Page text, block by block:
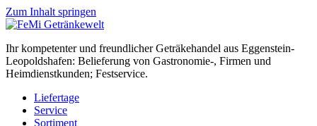
Zum Inhalt springen
Ihr kompetenter und freundlicher Geträkehandel aus Eggenstein-
Leopoldshafen: Belieferung von Gastronomie-, Firmen und
Heimdienstkunden; Festservice.
Liefertage
Service
Sortiment